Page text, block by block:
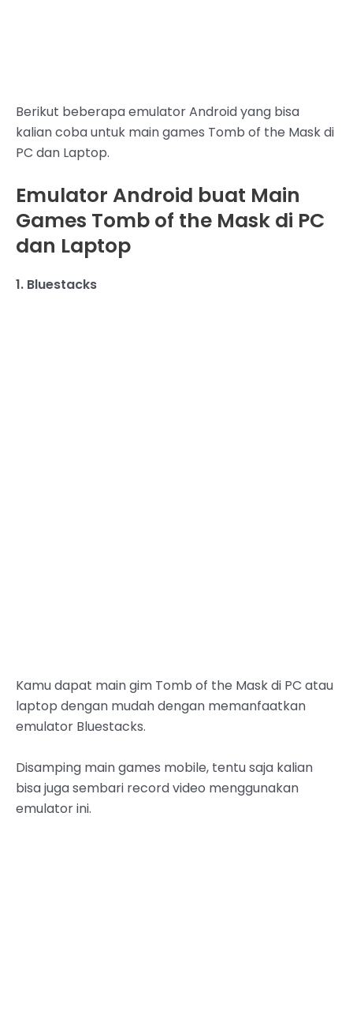
Berikut beberapa emulator Android yang bisa
kalian coba untuk main games Tomb of the Mask di
PC dan Laptop.
Emulator Android buat Main
Games Tomb of the Mask di PC
dan Laptop
1. Bluestacks
Kamu dapat main gim Tomb of the Mask di PC atau
laptop dengan mudah dengan memanfaatkan
emulator Bluestacks.
Disamping main games mobile, tentu saja kalian
bisa juga sembari record video menggunakan
emulator ini.